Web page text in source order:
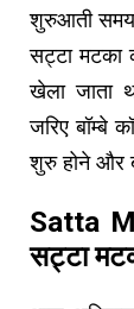
शुरुआती
सट्टा मटका
खेला जाता
जरिए बॉम्बे
शुरु होने और
Satta
सट्टा